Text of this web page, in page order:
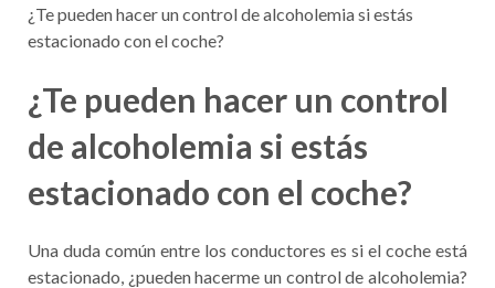
¿Te pueden hacer un control de alcoholemia si estás
estacionado con el coche?
¿Te pueden hacer un control
de alcoholemia si estás
estacionado con el coche?
Una duda común entre los conductores es si el coche está
estacionado, ¿pueden hacerme un control de alcoholemia?